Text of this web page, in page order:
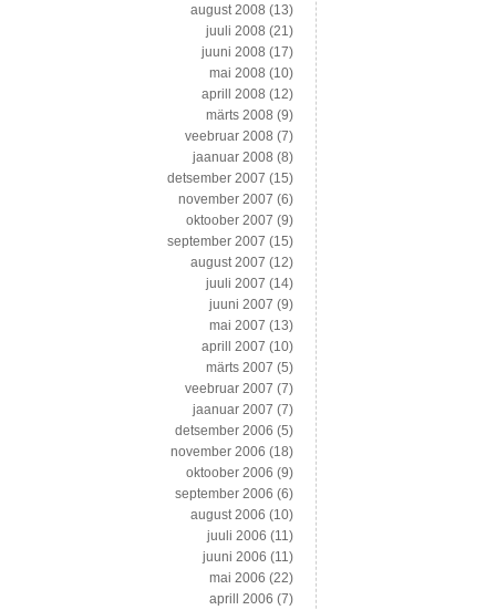
august 2008 (13)
juuli 2008 (21)
juuni 2008 (17)
mai 2008 (10)
aprill 2008 (12)
märts 2008 (9)
veebruar 2008 (7)
jaanuar 2008 (8)
detsember 2007 (15)
november 2007 (6)
oktoober 2007 (9)
september 2007 (15)
august 2007 (12)
juuli 2007 (14)
juuni 2007 (9)
mai 2007 (13)
aprill 2007 (10)
märts 2007 (5)
veebruar 2007 (7)
jaanuar 2007 (7)
detsember 2006 (5)
november 2006 (18)
oktoober 2006 (9)
september 2006 (6)
august 2006 (10)
juuli 2006 (11)
juuni 2006 (11)
mai 2006 (22)
aprill 2006 (7)